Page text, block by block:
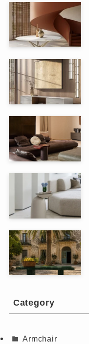
Category
Armchair